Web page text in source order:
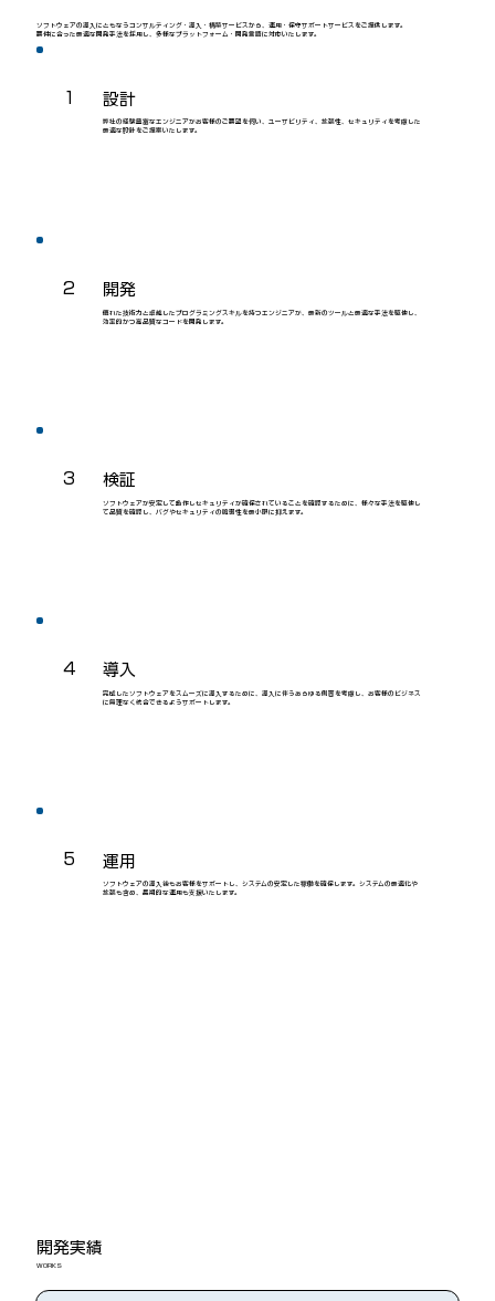
ソフトウェアの導入にともなうコンサルティング・導入・構築サービスから、運用・保守サポートサービスをご提供します。
要件に合った最適な開発手法を採用し、多様なプラットフォーム・開発言語に対応いたします。
1 設計
弊社の経験豊富なエンジニアがお客様のご要望を伺い、ユーザビリティ、拡張性、セキュリティを考慮した
最適な設計をご提案いたします。
2 開発
優れた技術力と卓越したプログラミングスキルを持つエンジニアが、最新のツールと最適な手法を駆使し、
効率的かつ高品質なコードを開発します。
3 検証
ソフトウェアが安定して動作しセキュリティが確保されていることを確認するために、様々な手法を駆使し
て品質を確認し、バグやセキュリティの脆弱性を最小限に抑えます。
4 導入
完成したソフトウェアをスムーズに導入するために、導入に伴うあらゆる側面を考慮し、お客様のビジネス
に無理なく統合できるようサポートします。
5 運用
ソフトウェアの導入後もお客様をサポートし、システムの安定した稼働を確保します。システムの最適化や
拡張も含め、長期的な運用も支援いたします。
開発実績
WORKS